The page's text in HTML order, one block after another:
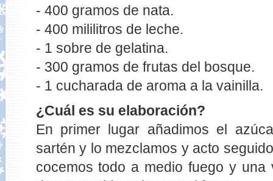
- 400 gramos de nata.
- 400 mililitros de leche.
- 1 sobre de gelatina.
- 300 gramos de frutas del bosque.
- 1 cucharada de aroma a la vainilla.
¿Cuál es su elaboración?
En primer lugar añadimos el
sartén y lo mezclamos y acto
cocemos todo a medio fuego y